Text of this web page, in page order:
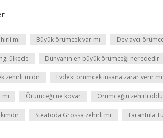
mi Büyük örümcek var mı Dev avcı
ülkede Dünyanın en büyük örümceği nerededir
zehirli midir Evdeki örümcek insana zarar verir mi
Örümceği ne kovar Örümceğin zehirli
kimdir Steatoda Grossa zehirli mi Tarantula